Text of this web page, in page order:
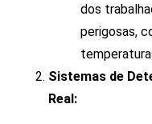
dos
perigosas,
Sistemas de
Real: